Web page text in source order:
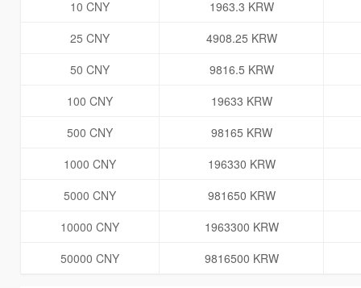
10 CNY
1963.3 KRW
25 CNY
4908.25 KRW
50 CNY
9816.5 KRW
100 CNY
19633 KRW
500 CNY
98165 KRW
1000 CNY
196330 KRW
5000 CNY
981650 KRW
10000 CNY
1963300 KRW
50000 CNY
9816500 KRW